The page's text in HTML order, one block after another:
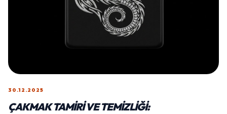
30.12.2025
ÇAKMAK TAMIRI VE TEMIZLIĞI: